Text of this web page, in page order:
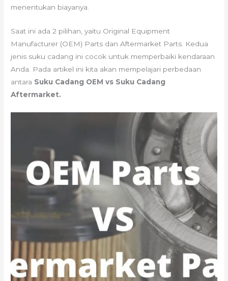
menentukan biayanya.
Saat ini ada 2 pilihan, yaitu Original Equipment
Manufacturer (OEM) Parts dan Aftermarket Parts. Kedua
jenis suku cadang ini cocok untuk memperbaiki kendaraan
Anda. Pada artikel ini kita akan mempelajari perbedaan
antara Suku Cadang OEM vs Suku Cadang
Aftermarket.